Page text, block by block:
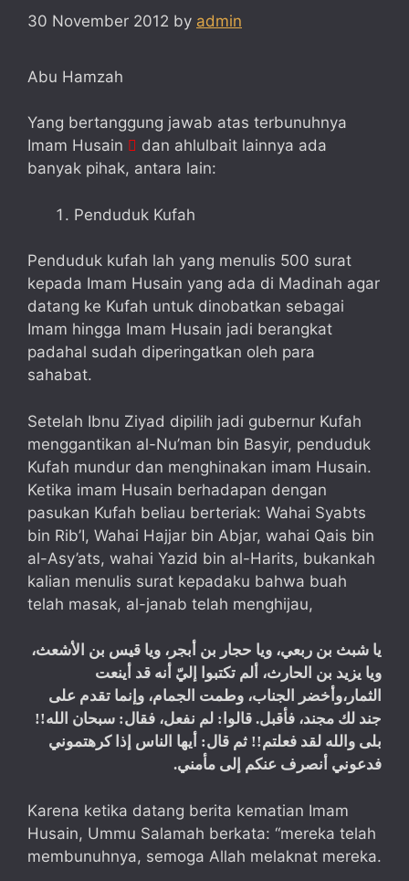
30 November 2012 by admin
Abu Hamzah
Yang bertanggung jawab atas terbunuhnya
Imam Husain  dan ahlulbait lainnya ada
banyak pihak, antara lain:
Penduduk Kufah
Penduduk kufah lah yang menulis 500 surat
kepada Imam Husain yang ada di Madinah agar
datang ke Kufah untuk dinobatkan sebagai
Imam hingga Imam Husain jadi berangkat
padahal sudah diperingatkan oleh para
sahabat.
Setelah Ibnu Ziyad dipilih jadi gubernur Kufah
menggantikan al-Nu’man bin Basyir, penduduk
Kufah mundur dan menghinakan imam Husain.
Ketika imam Husain berhadapan dengan
pasukan Kufah beliau berteriak: Wahai Syabts
bin Rib’I, Wahai Hajjar bin Abjar, wahai Qais bin
al-Asy’ats, wahai Yazid bin al-Harits, bukankah
kalian menulis surat kepadaku bahwa buah
telah masak, al-janab telah menghijau,
يا شبث بن ربعي، ويا حجار بن أبجر، ويا قيس بن الأشعث،
ويا يزيد بن الحارث، ألم تكتبوا إليّ أنه قد أينعت
الثمار،وأخضر الجناب، وطمت الجمام، وإنما تقدم على
جند لك مجند، فأقبل. قالوا : لم نفعل، فقال: سبحان الله!!
بلى والله لقد فعلتم!! ثم قال: أيها الناس إذا كرهتموني
فدعوني أنصرف عنكم إلى مأمني.
Karena ketika datang berita kematian Imam
Husain, Ummu Salamah berkata: “mereka telah
membunuhnya, semoga Allah melaknat mereka.